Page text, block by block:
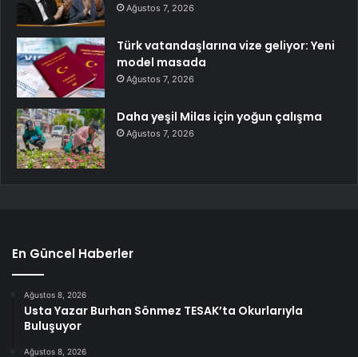
Ağustos 7, 2026
Türk vatandaşlarına vize geliyor: Yeni
model masada
Ağustos 7, 2026
Daha yeşil Milas için yoğun çalışma
Ağustos 7, 2026
En Güncel Haberler
Ağustos 8, 2026
Usta Yazar Burhan Sönmez TESAK’ta Okurlarıyla
Buluşuyor
Ağustos 8, 2026